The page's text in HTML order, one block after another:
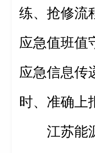
练、抢修流
应急值班值
应急信息传
时、准确上
江苏能